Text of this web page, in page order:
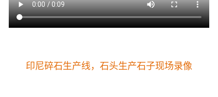
印尼碎石生产线，石头生产石子现场录像